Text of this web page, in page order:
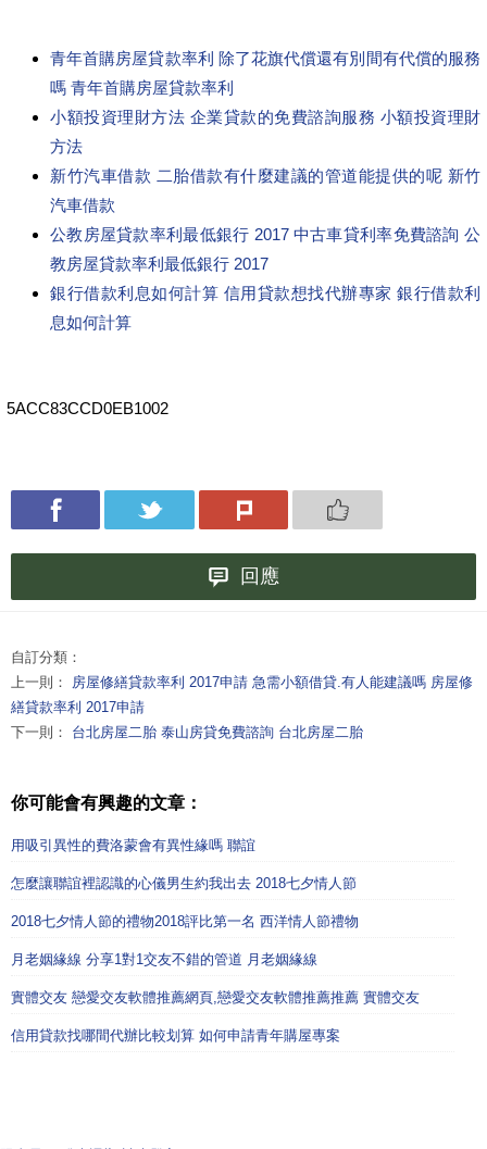
青年首購房屋貸款率利 除了花旗代償還有別間有代償的服務
嗎 青年首購房屋貸款率利
小額投資理財方法 企業貸款的免費諮詢服務 小額投資理財
方法
新竹汽車借款 二胎借款有什麼建議的管道能提供的呢 新竹
汽車借款
公教房屋貸款率利最低銀行 2017 中古車貸利率免費諮詢 公
教房屋貸款率利最低銀行 2017
銀行借款利息如何計算 信用貸款想找代辦專家 銀行借款利
息如何計算
5ACC83CCD0EB1002
回應
自訂分類：
上一則： 房屋修繕貸款率利 2017申請 急需小額借貸.有人能建議嗎 房屋修
繕貸款率利 2017申請
下一則： 台北房屋二胎 泰山房貸免費諮詢 台北房屋二胎
你可能會有興趣的文章：
用吸引異性的費洛蒙會有異性緣嗎 聯誼
怎麼讓聯誼裡認識的心儀男生約我出去 2018七夕情人節
2018七夕情人節的禮物2018評比第一名 西洋情人節禮物
月老姻緣線 分享1對1交友不錯的管道 月老姻緣線
實體交友 戀愛交友軟體推薦網頁,戀愛交友軟體推薦推薦 實體交友
信用貸款找哪間代辦比較划算 如何申請青年購屋專案